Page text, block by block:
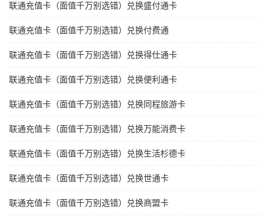
联通充值卡（面值千万别选错）兑换盛付通卡
联通充值卡（面值千万别选错）兑换付费通
联通充值卡（面值千万别选错）兑换得仕通卡
联通充值卡（面值千万别选错）兑换便利通卡
联通充值卡（面值千万别选错）兑换同程旅游卡
联通充值卡（面值千万别选错）兑换万能消费卡
联通充值卡（面值千万别选错）兑换生活杉德卡
联通充值卡（面值千万别选错）兑换世通卡
联通充值卡（面值千万别选错）兑换商盟卡